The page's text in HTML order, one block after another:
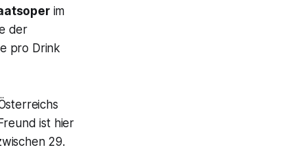
im
der
pro Drink
ist hier
29.